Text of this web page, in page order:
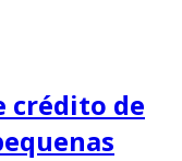
crédito de